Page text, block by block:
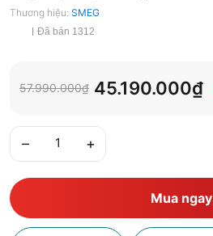
Thương hiệu: SMEG
Đã bán 1312
57.990.000₫ 45.190.000₫
– +
Mua ngay